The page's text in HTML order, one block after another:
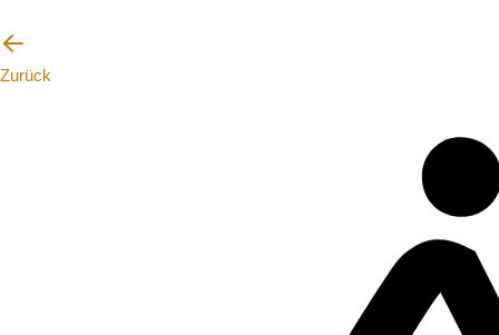
Zurück